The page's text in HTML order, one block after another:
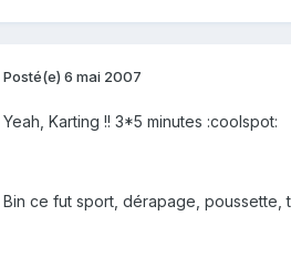
Posté(e) 6 mai 2007
Yeah, Karting !! 3*5 minutes :coolspot:
Bin ce fut sport, dérapage, poussette,